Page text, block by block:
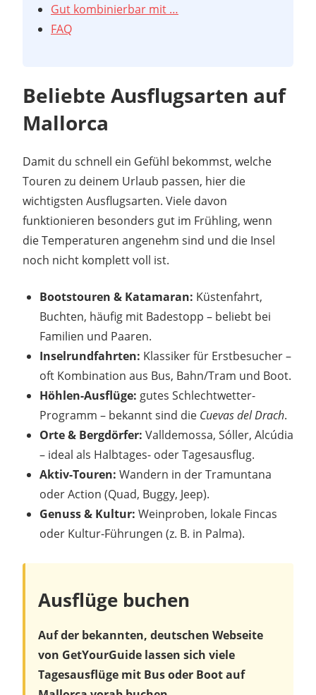
Gut kombinierbar mit …
FAQ
Beliebte Ausflugsarten auf
Mallorca
Damit du schnell ein Gefühl bekommst, welche
Touren zu deinem Urlaub passen, hier die
wichtigsten Ausflugsarten. Viele davon
funktionieren besonders gut im Frühling, wenn
die Temperaturen angenehm sind und die Insel
noch nicht komplett voll ist.
Bootstouren & Katamaran: Küstenfahrt,
Buchten, häufig mit Badestopp – beliebt bei
Familien und Paaren.
Inselrundfahrten: Klassiker für Erstbesucher –
oft Kombination aus Bus, Bahn/Tram und Boot.
Höhlen-Ausflüge: gutes Schlechtwetter-
Programm – bekannt sind die Cuevas del Drach.
Orte & Bergdörfer: Valldemossa, Sóller, Alcúdia
– ideal als Halbtages- oder Tagesausflug.
Aktiv-Touren: Wandern in der Tramuntana
oder Action (Quad, Buggy, Jeep).
Genuss & Kultur: Weinproben, lokale Fincas
oder Kultur-Führungen (z. B. in Palma).
Ausflüge buchen
Auf der bekannten, deutschen Webseite
von GetYourGuide lassen sich viele
Tagesausflüge mit Bus oder Boot auf